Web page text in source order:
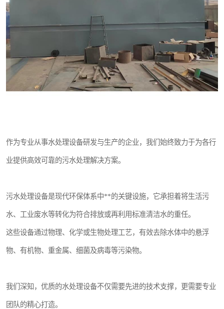
作为专业从事水处理设备研发与生产的企业，我们始终致力于为各行
业提供高效可靠的污水处理解决方案。
污水处理设备是现代环保体系中**的关键设施，它承担着将生活污
水、工业废水等转化为符合排放或再利用标准清洁水的重任。
这些设备通过物理、化学或生物处理工艺，有效去除水体中的悬浮
物、有机物、重金属、细菌及病毒等污染物。
我们深知，优质的水处理设备不仅需要先进的技术支撑，更需要专业
团队的精心打造。